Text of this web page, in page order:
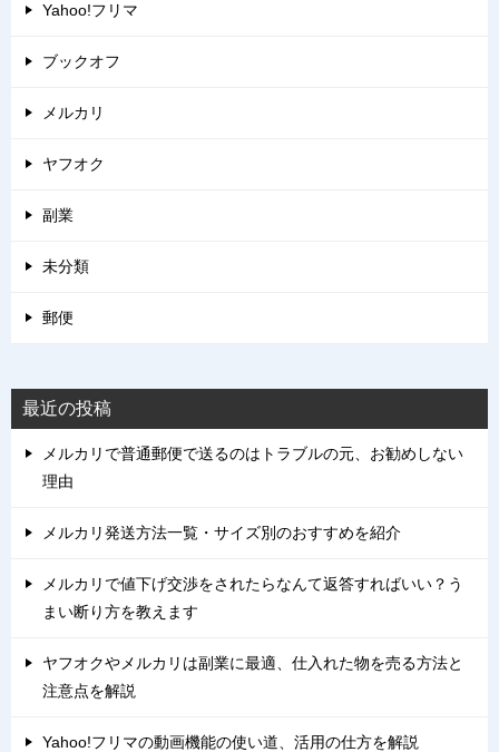
Yahoo!フリマ
ブックオフ
メルカリ
ヤフオク
副業
未分類
郵便
最近の投稿
メルカリで普通郵便で送るのはトラブルの元、お勧めしない
理由
メルカリ発送方法一覧・サイズ別のおすすめを紹介
メルカリで値下げ交渉をされたらなんて返答すればいい？う
まい断り方を教えます
ヤフオクやメルカリは副業に最適、仕入れた物を売る方法と
注意点を解説
Yahoo!フリマの動画機能の使い道、活用の仕方を解説